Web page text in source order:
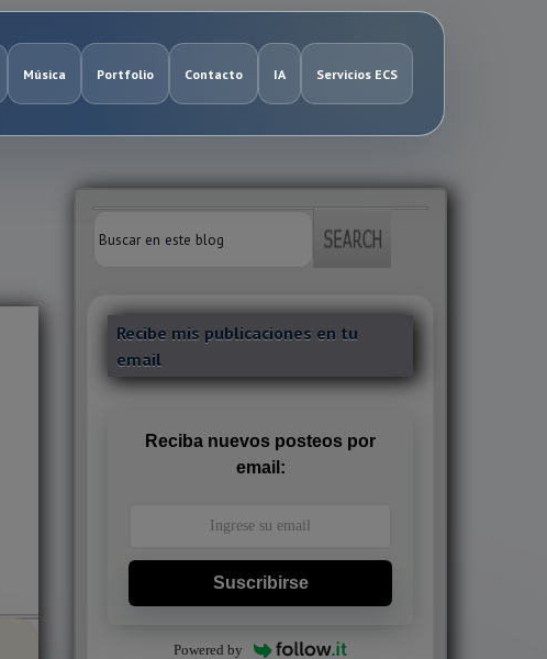
Música Portfolio Contacto IA Servicios ECS
Recibe mis publicaciones en tu
email
Reciba nuevos posteos por
email:
Suscribirse
Powered by